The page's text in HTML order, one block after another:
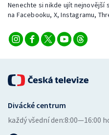
Plážový volejbal
Ragby
Rychlobruslení
Rychlostní kanoistika
Short track
Nenechte si nikde ujít nejnovější
na Facebooku, X, Instagramu,
Divácké centrum
každý všední den:8:00—16:00